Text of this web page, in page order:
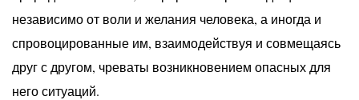
независимо от воли и желания человека, а иногда и
спровоцированные им, взаимодействуя и совмещаясь
друг с другом, чреваты возникновением опасных для
него ситуаций.